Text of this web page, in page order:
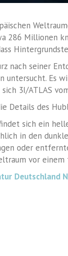
286 Millionen
nach seiner
untersucht. Es
3I/ATLAS
Details des
sich ein
in den
oder
vor
Deutschland